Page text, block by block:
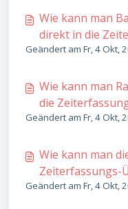
Wie kann man
direkt in die
Geändert am Fr, 4 Okt,
Wie kann man
die
Geändert am Fr, 4 Okt,
Wie kann man
Zeiterfassungs-
Geändert am Fr, 4 Okt,